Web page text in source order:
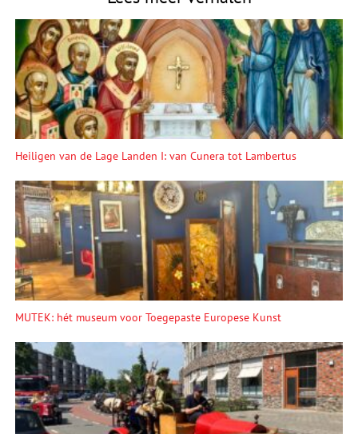
Heiligen van de Lage Landen I: van Cunera tot Lambertus
MUTEK: hét museum voor Toegepaste Europese Kunst